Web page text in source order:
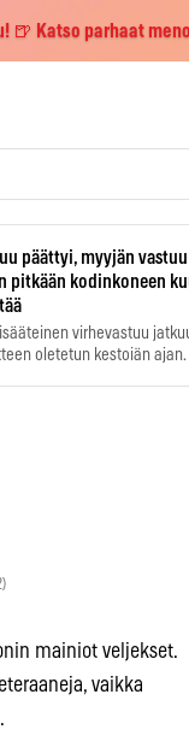
🍺 Katso parhaat
päättyi, myyjän
pitkään kodinkoneen
virhevastuu
oletetun kestoiän ajan.
mainiot veljekset.
vaikka